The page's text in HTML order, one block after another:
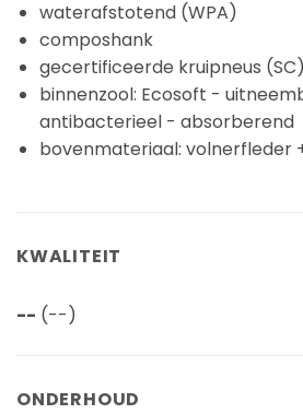
waterafstotend (WPA)
composhank
gecertificeerde kruipneus (SC)
binnenzool: Ecosoft -
antibacterieel - absorberend
bovenmateriaal: volnerfleder
KWALITEIT
-- (--)
ONDERHOUD